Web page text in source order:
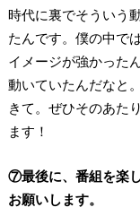
時代に裏でそういう
たんです。僕の中で
イメージが強かった
動いていたんだなと
きて。ぜひそのあた
ます！
⑦最後に、番組を楽
お願いします。